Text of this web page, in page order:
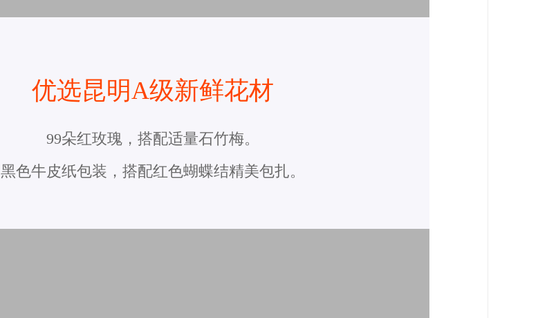
优选昆明A级新鲜花材
99朵红玫瑰，搭配适量石竹梅。
黑色牛皮纸包装，搭配红色蝴蝶结精美包扎。